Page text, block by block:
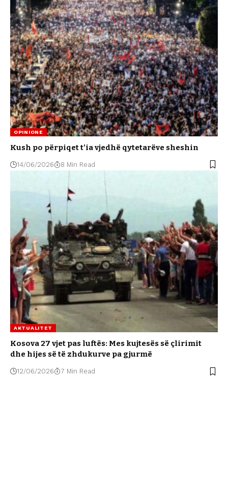
OPINIONE
Kush po përpiqet t’ia vjedhë qytetarëve sheshin
14/06/2026 8 Min Read
AKTUALITET
Kosova 27 vjet pas luftës: Mes kujtesës së çlirimit
dhe hijes së të zhdukurve pa gjurmë
12/06/2026 7 Min Read